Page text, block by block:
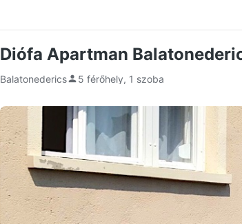
Diófa Apartman
Balatonederics 5 férőhely, 1 szoba